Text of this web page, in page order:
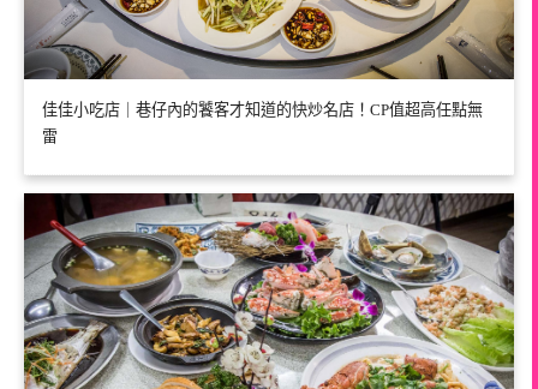
佳佳小吃店｜巷仔內的饕客才知道的快炒名店！CP值超高任點無
雷